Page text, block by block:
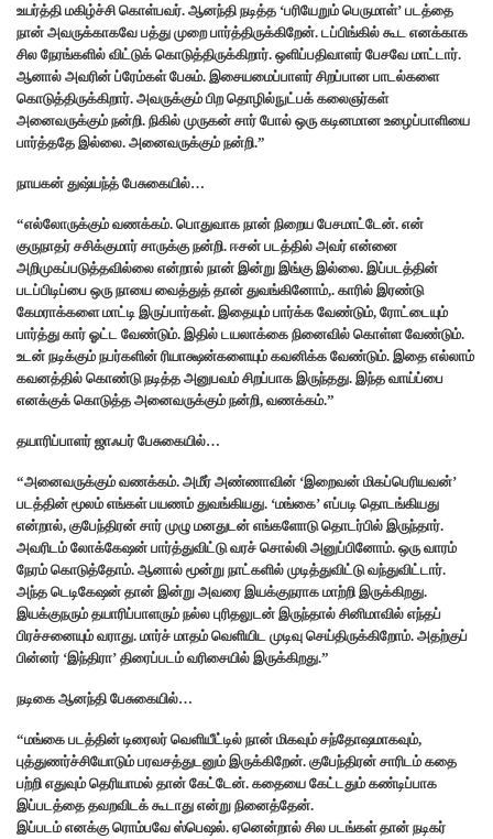
உயர்த்தி மகிழ்ச்சி கொள்பவர். ஆனந்தி நடித்த ‘பரியேறும் பெருமாள்’ படத்தை
நான் அவருக்காகவே பத்து முறை பார்த்திருக்கிறேன். டப்பிங்கில் கூட எனக்காக
சில நேரங்களில் விட்டுக் கொடுத்திருக்கிறார். ஒளிப்பதிவாளர் பேசவே மாட்டார்.
ஆனால் அவரின் ப்ரேம்கள் பேசும். இசையமைப்பாளர் சிறப்பான பாடல்களை
கொடுத்திருக்கிறார். அவருக்கும் பிற தொழில்நுட்பக் கலைஞர்கள்
அனைவருக்கும் நன்றி. நிகில் முருகன் சார் போல் ஒரு கடினமான உழைப்பாளியை
பார்த்ததே இல்லை. அனைவருக்கும் நன்றி.”
நாயகன் துஷ்யந்த் பேசுகையில்…
“எல்லோருக்கும் வணக்கம். பொதுவாக நான் நிறைய பேசமாட்டேன். என்
குருநாதர் சசிக்குமார் சாருக்கு நன்றி. ஈசன் படத்தில் அவர் என்னை
அறிமுகப்படுத்தவில்லை என்றால் நான் இன்று இங்கு இல்லை. இப்படத்தின்
படப்பிடிப்பை ஒரு நாயை வைத்துத் தான் துவங்கினோம்,. காரில் இரண்டு
கேமராக்களை மாட்டி இருப்பார்கள். இதையும் பார்க்க வேண்டும், ரோட்டையும்
பார்த்து கார் ஓட்ட வேண்டும். இதில் டயலாக்கை நினைவில் கொள்ள வேண்டும்.
உடன் நடிக்கும் நபர்களின் ரியாக்ஷன்களையும் கவனிக்க வேண்டும். இதை எல்லாம்
கவனத்தில் கொண்டு நடித்த அனுபவம் சிறப்பாக இருந்தது. இந்த வாய்ப்பை
எனக்குக் கொடுத்த அனைவருக்கும் நன்றி, வணக்கம்.”
தயாரிப்பாளர் ஜாஃபர் பேசுகையில்…
“அனைவருக்கும் வணக்கம். அமீர் அண்ணாவின் ‘இறைவன் மிகப்பெரியவன்’
படத்தின் மூலம் எங்கள் பயணம் துவங்கியது. ‘மங்கை’ எப்படி தொடங்கியது
என்றால், குபேந்திரன் சார் முழு மனதுடன் எங்களோடு தொடர்பில் இருந்தார்.
அவரிடம் லோக்கேஷன் பார்த்துவிட்டு வரச் சொல்லி அனுப்பினோம். ஒரு வாரம்
நேரம் கொடுத்தோம். ஆனால் மூன்று நாட்களில் முடித்துவிட்டு வந்துவிட்டார்.
அந்த டெடிகேஷன் தான் இன்று அவரை இயக்குநராக மாற்றி இருக்கிறது.
இயக்குநரும் தயாரிப்பாளரும் நல்ல புரிதலுடன் இருந்தால் சினிமாவில் எந்தப்
பிரச்சனையும் வராது. மார்ச் மாதம் வெளியிட முடிவு செய்திருக்கிறோம். அதற்குப்
பின்னர் ‘இந்திரா’ திரைப்படம் வரிசையில் இருக்கிறது.”
நடிகை ஆனந்தி பேசுகையில்…
“மங்கை படத்தின் டிரைலர் வெளியீட்டில் நான் மிகவும் சந்தோஷமாகவும்,
புத்துணர்ச்சியோடும் பரவசத்துடனும் இருக்கிறேன். குபேந்திரன் சாரிடம் கதை
பற்றி எதுவும் தெரியாமல் தான் கேட்டேன். கதையை கேட்டதும் கண்டிப்பாக
இப்படத்தை தவறவிடக் கூடாது என்று நினைத்தேன்.
இப்படம் எனக்கு ரொம்பவே ஸ்பெஷல். ஏனென்றால் சில படங்கள் தான் நடிகர்